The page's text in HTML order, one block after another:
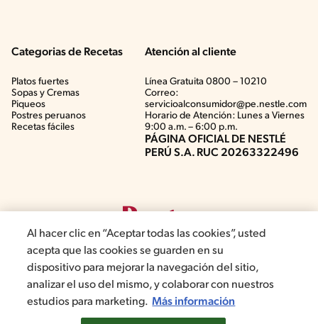
Categorias de Recetas
Platos fuertes
Sopas y Cremas
Piqueos
Postres peruanos
Recetas fáciles
Atención al cliente
Línea Gratuita 0800 – 10210
Correo:
servicioalconsumidor@pe.nestle.com
Horario de Atención: Lunes a Viernes
9:00 a.m. – 6:00 p.m.
PÁGINA OFICIAL DE NESTLÉ
PERÚ S.A. RUC 20263322496
©2019, Nestlé. Marcas registradas por Société del Produits Nestlé,
S.A. Vevey (Suiza)
Al hacer clic en “Aceptar todas las cookies”, usted
acepta que las cookies se guarden en su
dispositivo para mejorar la navegación del sitio,
analizar el uso del mismo, y colaborar con nuestros
estudios para marketing. Más información